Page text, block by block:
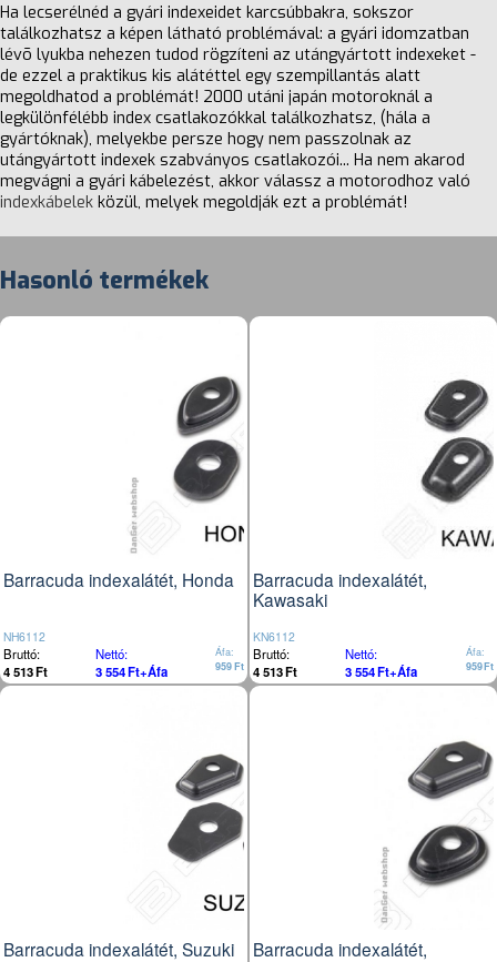
Ha lecserélnéd a gyári indexeidet karcsúbbakra, sokszor
találkozhatsz a képen látható problémával: a gyári idomzatban
lévõ lyukba nehezen tudod rögzíteni az utángyártott indexeket -
de ezzel a praktikus kis alátéttel egy szempillantás alatt
megoldhatod a problémát! 2000 utáni japán motoroknál a
legkülönfélébb index csatlakozókkal találkozhatsz, (hála a
gyártóknak), melyekbe persze hogy nem passzolnak az
utángyártott indexek szabványos csatlakozói... Ha nem akarod
megvágni a gyári kábelezést, akkor válassz a motorodhoz való
indexkábelek közül, melyek megoldják ezt a problémát!
Hasonló termékek
Barracuda indexalátét, Honda
NH6112
Bruttó:
4 513Ft
Nettó:
3 554Ft+Áfa
Áfa:
959Ft
Barracuda indexalátét,
Kawasaki
KN6112
Bruttó:
4 513Ft
Nettó:
3 554Ft+Áfa
Áfa:
959Ft
Barracuda indexalátét, Suzuki
Barracuda indexalátét,